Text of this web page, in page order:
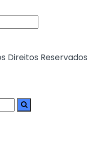
Direitos Reservados